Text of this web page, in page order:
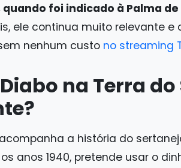
foi indicado à Palma de
ele continua muito relevante e
nenhum custo no streaming
na Terra do
a história do
anos 1940, pretende usar o